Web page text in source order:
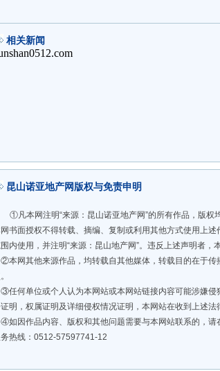
相关新闻
昆山诺亚地产网版权与免责申明
①凡本网注明“来源：昆山诺亚地产网”的所有作品，版
书面授权不得转载、摘编、复制或利用其他方式使用上
内使用，并注明“来源：昆山地产网”。违反上述声明者，
本网其他来源作品，均转载自其他媒体，转载目的在于传
任何单位或个人认为本网站或本网站链接内容可能涉嫌侵
明，权属证明及详细侵权情况证明，本网站在收到上述法
如因作品内容、版权和其他问题需要与本网站联系的，请
务热线：0512-57597741-12